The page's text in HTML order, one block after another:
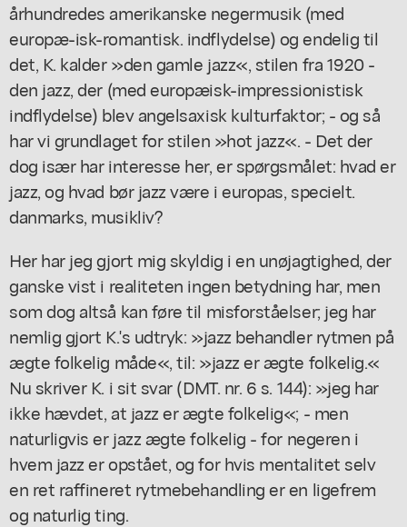
århundredes amerikanske negermusik (med
europæ-isk-romantisk. indflydelse) og endelig til
det, K. kalder »den gamle jazz«, stilen fra 1920 -
den jazz, der (med europæisk-impressionistisk
indflydelse) blev angelsaxisk kulturfaktor; - og så
har vi grundlaget for stilen »hot jazz«. - Det der
dog især har interesse her, er spørgsmålet: hvad er
jazz, og hvad bør jazz være i europas, specielt.
danmarks, musikliv?
Her har jeg gjort mig skyldig i en unøjagtighed, der
ganske vist i realiteten ingen betydning har, men
som dog altså kan føre til misforståelser; jeg har
nemlig gjort K.'s udtryk: »jazz behandler rytmen på
ægte folkelig måde«, til: »jazz er ægte folkelig.«
Nu skriver K. i sit svar (DMT. nr. 6 s. 144): »jeg har
ikke hævdet, at jazz er ægte folkelig«; - men
naturligvis er jazz ægte folkelig - for negeren i
hvem jazz er opstået, og for hvis mentalitet selv
en ret raffineret rytmebehandling er en ligefrem
og naturlig ting.